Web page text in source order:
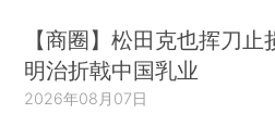
【商圈】松田克也挥刀止
明治折戟中国乳业
2026年08月07日